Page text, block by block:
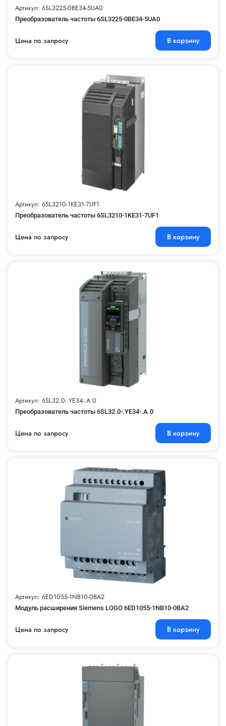
Артикул: 6SL3225-0BE34-5UA0
Преобразователь частоты 6SL3225-0BE34-5UA0
Цена по запросу В корзину
Артикул: 6SL3210-1KE31-7UF1
Преобразователь частоты 6SL3210-1KE31-7UF1
Цена по запросу В корзину
Артикул: 6SL32.0-.YE34-.A.0
Преобразователь частоты 6SL32.0-.YE34-.A.0
Цена по запросу В корзину
Артикул: 6ED1055-1NB10-0BA2
Модуль расширения Siemens LOGO 6ED1055-1NB10-0BA2
Цена по запросу В корзину